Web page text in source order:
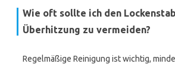
Wie oft sollte ich den
Überhitzung zu vermeiden?
Regelmäßige Reinigung ist wichtig,